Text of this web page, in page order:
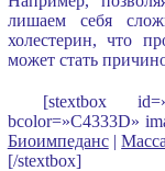
лишаем себя
холестерин, что
может стать
[stextbox
bcolor=»C4333D»
Биоимпеданс|
[/stextbox]